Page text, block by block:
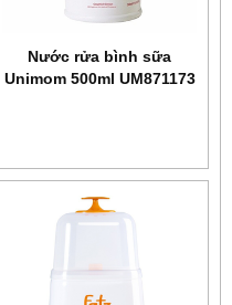
Nước rửa bình sữa
Unimom 500ml UM871173